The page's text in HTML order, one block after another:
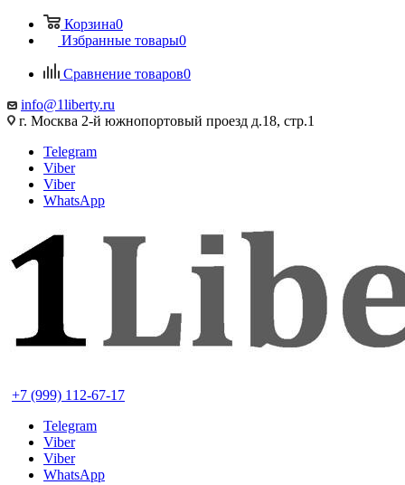
Корзина0
Избранные товары0
Сравнение товаров0
info@1liberty.ru
г. Москва 2-й южнопортовый проезд д.18, стр.1
Telegram
Viber
Viber
WhatsApp
+7 (999) 112-67-17
Telegram
Viber
Viber
WhatsApp